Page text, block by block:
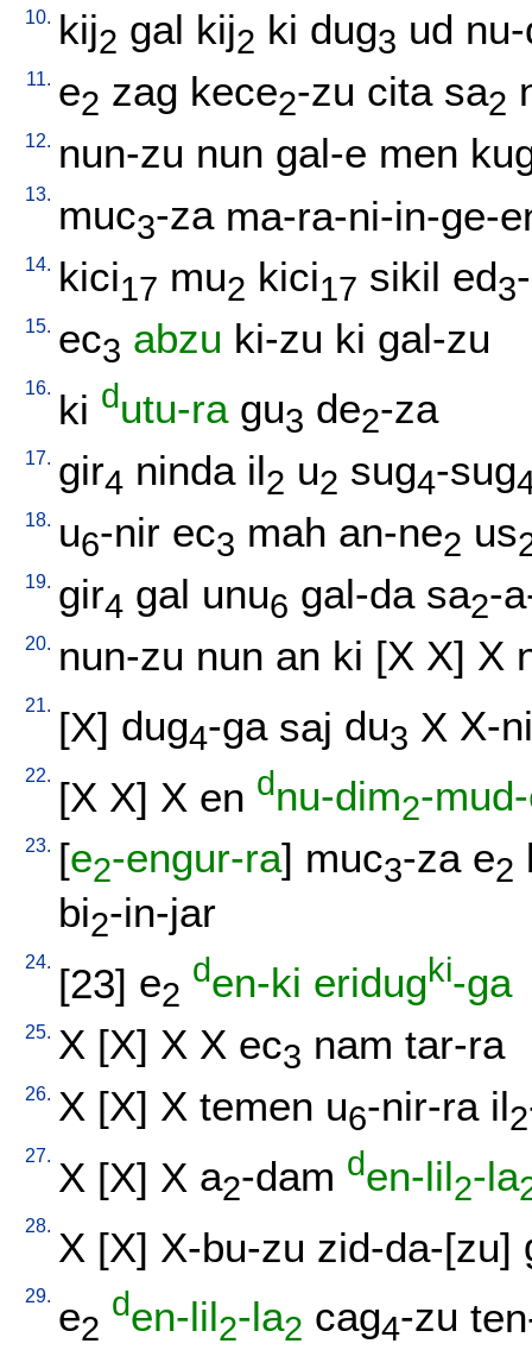
10. kij2 gal kij2 ki dug3 ud
11. e2 zag kece2-zu cita sa2
12. nun-zu nun gal-e men
13. muc3-za ma-ra-ni-in-ge-
14. kici17 mu2 kici17 sikil ed3
15. ec3 abzu ki-zu ki gal-zu
16. ki dutu-ra gu3 de2-za
17. gir4 ninda il2 u2 sug4-sug
18. u6-nir ec3 mah an-ne2 us
19. gir4 gal unu6 gal-da sa2-
20. nun-zu nun an ki [X X] X
21. [X] dug4-ga saj du3 X X-ni
22. [X X] X en dnu-dim2-
23. [e2-engur-ra] muc3-za e2
bi2-in-jar
24. [23] e2
den-ki eridugki-ga
25. X [X] X X ec3 nam tar-ra
26. X [X] X temen u6-nir-ra il2
27. X [X] X a2-dam den-lil2-la
28. X [X] X-bu-zu zid-da-[zu]
29. e2
den-lil2-la2 cag4-zu